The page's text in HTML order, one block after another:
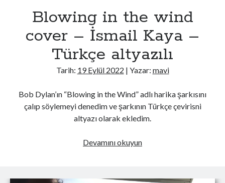
CNN: ABD'nin mühimmat stoklarının tükendiğine dair sızıntılar İran'ı
Ahbap Derneği'ne görevlendirme yapıldı
Dijital Tarih Akademisi erişime açıldı
Yasak Şehir
Kurban bayramı ne zaman 2025
Blowing in the wind
cover – İsmail Kaya –
Türkçe altyazılı
Tarih: 19 Eylül 2022 | Yazar: mavi
Bob Dylan’ın “Blowing in the Wind” adlı harika şarkısını
çalıp söylemeyi denedim ve şarkının Türkçe çevirisni
altyazı olarak ekledim.
Devamını okuyunBlowing
wind